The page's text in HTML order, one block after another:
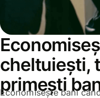
cheltuiești,
primești
Economisește bani